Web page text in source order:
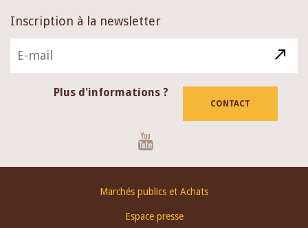
Inscription à la newsletter
Plus d'informations ?
CONTACT
Marchés publics et Achats
Espace presse